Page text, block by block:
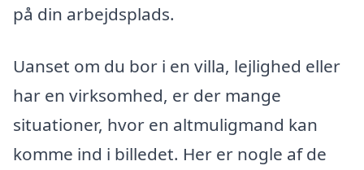
på din arbejdsplads.
Uanset om du bor i en villa, lejlighed eller
har en virksomhed, er der mange
situationer, hvor en altmuligmand kan
komme ind i billedet. Her er nogle af de